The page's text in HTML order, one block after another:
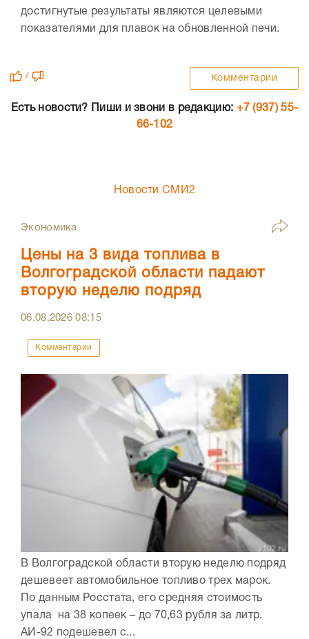
достигнутые результаты являются целевыми
показателями для плавок на обновленной печи.
/ Комментарии
Есть новости? Пиши и звони в редакцию: +7 (937) 55-
66-102
Новости СМИ2
Экономика
Цены на 3 вида топлива в
Волгоградской области падают
вторую неделю подряд
06.08.202608:15
Комментарии
В Волгоградской области вторую неделю подряд
дешевеет автомобильное топливо трех марок.
По данным Росстата, его средняя стоимость
упала на 38 копеек – до 70,63 рубля за литр.
АИ-92 подешевел с...